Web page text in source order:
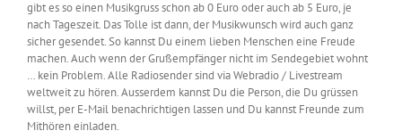
gibt es so einen Musikgruss schon ab 0 Euro oder auch ab 5 Euro, je
nach Tageszeit. Das Tolle ist dann, der Musikwunsch wird auch ganz
sicher gesendet. So kannst Du einem lieben Menschen eine Freude
machen. Auch wenn der Grußempfänger nicht im Sendegebiet wohnt
… kein Problem. Alle Radiosender sind via Webradio / Livestream
weltweit zu hören. Ausserdem kannst Du die Person, die Du grüssen
willst, per E-Mail benachrichtigen lassen und Du kannst Freunde zum
Mithören einladen.